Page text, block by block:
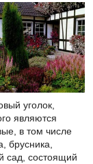
уголок,
являются
в том числе
брусника,
сад, состоящий